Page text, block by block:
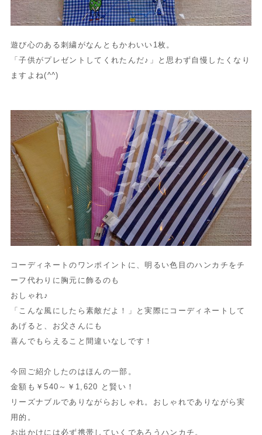
遊び心のある刺繍がなんともかわいい1枚。
「子供がプレゼントしてくれたんだ♪」と思わず自慢したくなり
ますよね(^^)
コーディネートのワンポイントに、明るい色目のハンカチをチ
ーフ代わりに胸元に飾るのも
おしゃれ♪
「こんな風にしたら素敵だよ！」と実際にコーディネートして
あげると、お父さんにも
喜んでもらえること間違いなしです！
今回ご紹介したのはほんの一部。
金額も￥540～￥1,620 と賢い！
リーズナブルでありながらおしゃれ。おしゃれでありながら実
用的。
お出かけには必ず携帯していくであろうハンカチ。